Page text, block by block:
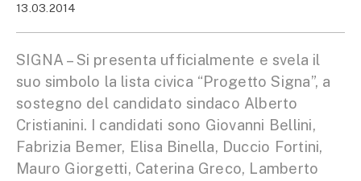
13.03.2014
SIGNA – Si presenta ufficialmente e svela il
suo simbolo la lista civica “Progetto Signa”, a
sostegno del candidato sindaco Alberto
Cristianini. I candidati sono Giovanni Bellini,
Fabrizia Bemer, Elisa Binella, Duccio Fortini,
Mauro Giorgetti, Caterina Greco, Lamberto